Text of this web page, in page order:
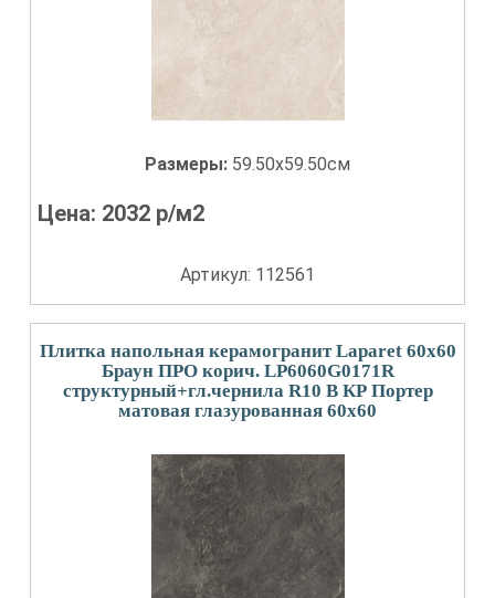
Размеры: 59.50x59.50см
Цена: 2032 р/м2
Артикул: 112561
Плитка напольная керамогранит Laparet 60x60
Браун ПРО корич. LP6060G0171R
структурный+гл.чернила R10 B КР Портер
матовая глазурованная 60x60